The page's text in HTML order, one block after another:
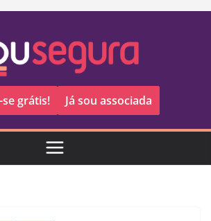
grátis! Já sou associada